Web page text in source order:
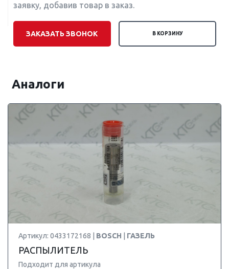
заявку, добавив товар в заказ.
ЗАКАЗАТЬ ЗВОНОК В КОРЗИНУ
Аналоги
Артикул: 0433172168 | BOSCH ГАЗЕЛЬ
РАСПЫЛИТЕЛЬ
Подходит для артикула